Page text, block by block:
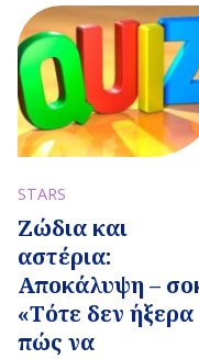
STARS
Ζώδια και
αστέρια:
Αποκάλυψη –
«Τότε δεν ήξερα
πώς να